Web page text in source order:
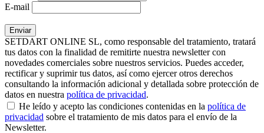
E-mail
SETDART ONLINE SL, como responsable del tratamiento, tratará
tus datos con la finalidad de remitirte nuestra newsletter con
novedades comerciales sobre nuestros servicios. Puedes acceder,
rectificar y suprimir tus datos, así como ejercer otros derechos
consultando la información adicional y detallada sobre protección de
datos en nuestra política de privacidad.
He leído y acepto las condiciones contenidas en la política de
privacidad sobre el tratamiento de mis datos para el envío de la
Newsletter.